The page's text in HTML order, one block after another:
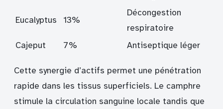
Eucalyptus 13%
Décongestion
respiratoire
Cajeput
7% Antiseptique léger
Cette synergie d’actifs permet une pénétration
rapide dans les tissus superficiels. Le camphre
stimule la circulation sanguine locale tandis que